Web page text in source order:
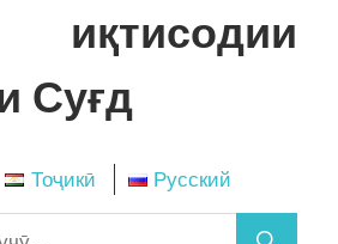
Суғд
Тоҷикӣ Русский